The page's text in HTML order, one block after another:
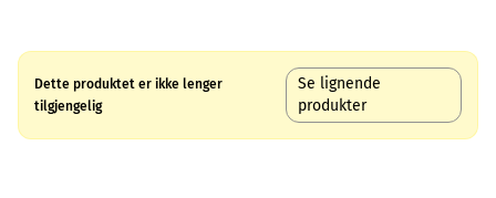
Dette produktet er ikke lenger
tilgjengelig
Se lignende
produkter